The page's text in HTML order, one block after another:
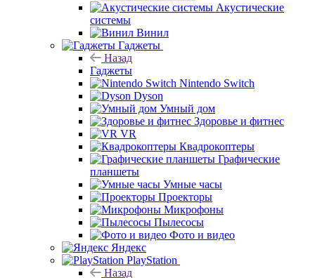
Акустические
системы
Винил
Гаджеты
Назад
Гаджеты
Nintendo Switch
Dyson
Умный дом
Здоровье и фитнес
VR
Квадрокоптеры
Графические
планшеты
Умные часы
Проекторы
Микрофоны
Пылесосы
Фото и видео
Яндекс
PlayStation
Назад